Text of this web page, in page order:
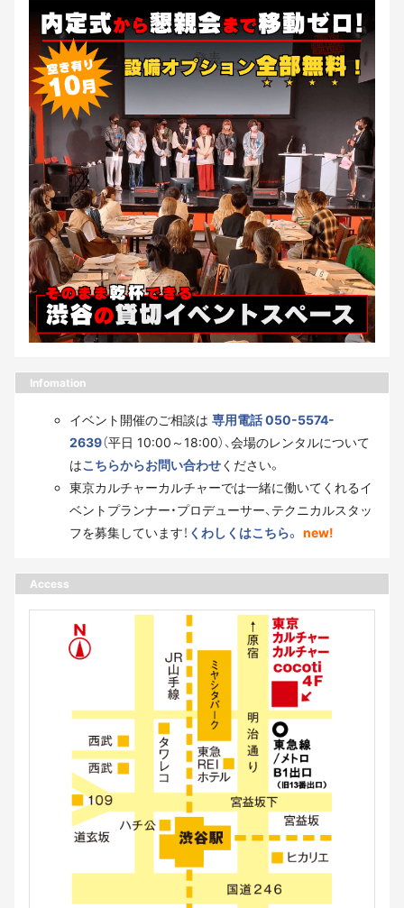
Infomation
イベント開催のご相談は 専用電話 050-5574-
2639（平日 10:00～18:00）、会場のレンタルについて
はこちらからお問い合わせください。
東京カルチャーカルチャーでは一緒に働いてくれるイ
ベントプランナー・プロデューサー、テクニカルスタッ
フを募集しています！ くわしくはこちら。 new!
Access